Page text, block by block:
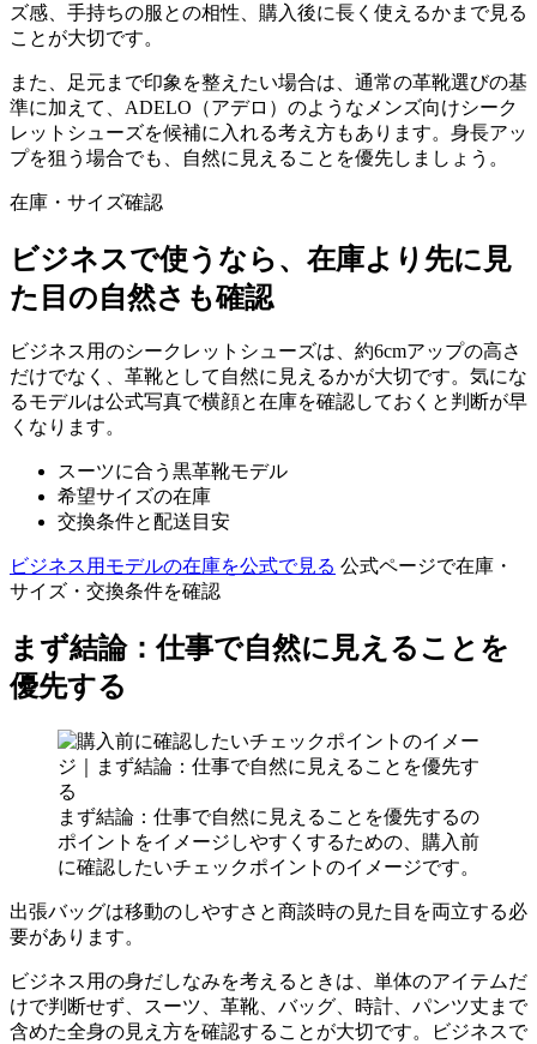
ズ感、手持ちの服との相性、購入後に長く使えるかまで見る
ことが大切です。
また、足元まで印象を整えたい場合は、通常の革靴選びの基
準に加えて、ADELO（アデロ）のようなメンズ向けシーク
レットシューズを候補に入れる考え方もあります。身長アッ
プを狙う場合でも、自然に見えることを優先しましょう。
在庫・サイズ確認
ビジネスで使うなら、在庫より先に見
た目の自然さも確認
ビジネス用のシークレットシューズは、約6cmアップの高さ
だけでなく、革靴として自然に見えるかが大切です。気にな
るモデルは公式写真で横顔と在庫を確認しておくと判断が早
くなります。
スーツに合う黒革靴モデル
希望サイズの在庫
交換条件と配送目安
ビジネス用モデルの在庫を公式で見る 公式ページで在庫・
サイズ・交換条件を確認
まず結論：仕事で自然に見えることを
優先する
まず結論：仕事で自然に見えることを優先するの
ポイントをイメージしやすくするための、購入前
に確認したいチェックポイントのイメージです。
出張バッグは移動のしやすさと商談時の見た目を両立する必
要があります。
ビジネス用の身だしなみを考えるときは、単体のアイテムだ
けで判断せず、スーツ、革靴、バッグ、時計、パンツ丈まで
含めた全身の見え方を確認することが大切です。ビジネスで